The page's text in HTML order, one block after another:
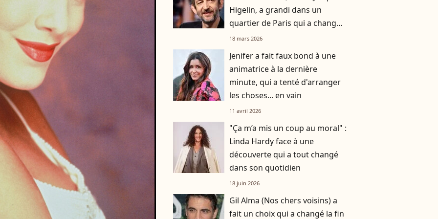
Higelin, a grandi dans un
quartier de Paris qui a changé
du tout au tout
18 mars 2026
Jenifer a fait faux bond à une
animatrice à la dernière
minute, qui a tenté d'arranger
les choses... en vain
11 avril 2026
"Ça m’a mis un coup au moral" :
Linda Hardy face à une
découverte qui a tout changé
dans son quotidien
18 juin 2026
Gil Alma (Nos chers voisins) a
fait un choix qui a changé la fin